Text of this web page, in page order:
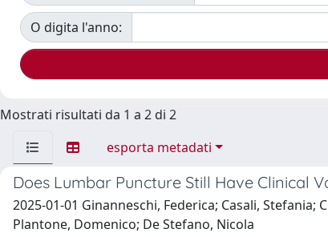
O digita l'anno:
Mostrati risultati da 1 a 2 di 2
esporta metadati
Does Lumbar Puncture Still Have Clinical
2025-01-01 Ginanneschi, Federica; Casali, Stefania;
Plantone, Domenico; De Stefano, Nicola